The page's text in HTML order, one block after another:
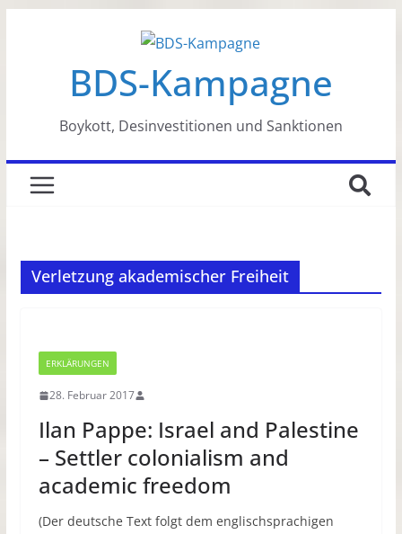
BDS-Kampagne
Boykott, Desinvestitionen und Sanktionen
Verletzung akademischer Freiheit
ERKLÄRUNGEN
28. Februar 2017
Ilan Pappe: Israel and Palestine
– Settler colonialism and
academic freedom
(Der deutsche Text folgt dem englischsprachigen